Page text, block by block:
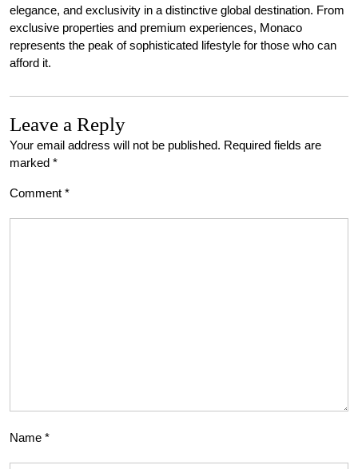
elegance, and exclusivity in a distinctive global destination. From
exclusive properties and premium experiences, Monaco
represents the peak of sophisticated lifestyle for those who can
afford it.
Leave a Reply
Your email address will not be published. Required fields are
marked *
Comment *
Name *